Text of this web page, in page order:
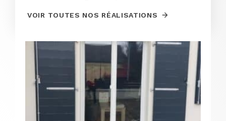
VOIR TOUTES NOS RÉALISATIONS